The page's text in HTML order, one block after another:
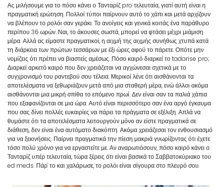
Ας μιλήσουμε για το πόσο κάνει ο Τανταρίζ pro τελευταία, γιατί αυτή είναι η
πραγματική ερώτηση. Πολλοί τύποι παίρνουν αυτό το χάπι και μετά αρχίζουν
να βλέπουν το ρολόι σαν γεράκι. Το ανοίγεις και γενικά κοιτάς ένα παράθυρο
περίπου 36 ωρών. Ναι, το άκουσες σωστά, μπορεί να φτάσει μέχρι μιάμιση
μέρα. Αλλά ας είμαστε πραγματικοί, η αιχμή της αιχμής συνήθως χτυπά κατά
τη διάρκεια των πρώτων τεσσάρων με έξι ώρες αφού το πάρετε. Οπότε μην
νομίζεις ότι πρέπει να βιαστείς αμέσως. Πόσο καιρό διαρκεί το tadarise pro;
Διαρκεί αρκετό καιρό που δεν χρειάζεται να αγχώνεσαι σχετικά με το
συγχρονισμό του ραντεβού σου τέλεια. Μερικοί λένε ότι αισθάνονται τα
αποτελέσματα να ξεθωριάζουν μετά από μια σταθερή μέρα, ενώ άλλοι ακόμα
αισθάνονται μια μικρή σπίθα το επόμενο πρωί. Δεν είναι σαν τα παλιά χάπια
που εξαφανίζονται σε μια ώρα. Αυτό είναι περισσότερο σαν ένα αργό έγκαυμα
που σας δίνει πολλές ευκαιρίες να πάρει τα πράγματα σε εξέλιξη. Απλά να
θυμάστε ότι τα αποτελέσματα λειτουργούν μόνο αν είστε πραγματικά σε
διάθεση, δεν είναι ένα αυτόματο διακόπτη. Ακόμα χρειάζεσαι τον ενθουσιασμό
για να ξεκινήσεις. Παίρνει πραγματικά την πίεση μακριά γνωρίζοντας ότι έχετε
τόσο πολύ χρόνο για να εργαστείτε με. Αν αναρωτιόσουν, πόσο καιρό κάνει ο
Τανταρίζ υπέρ τελευταία, τώρα ξέρεις ότι είναι βασικά το Σαββατοκύριακο του
ed meds. Πάρ' το και χαλάρωσε, το ρολόι είναι σίγουρα στο πλευρό σου.